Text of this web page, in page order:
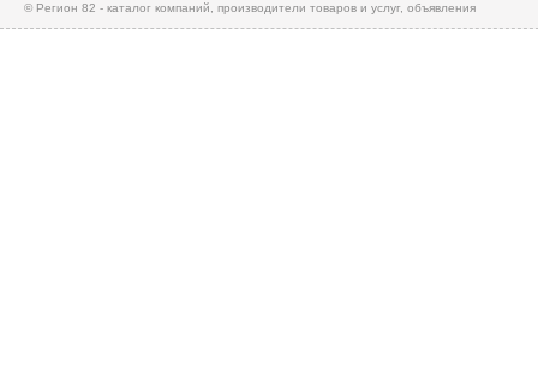
© Регион 82 - каталог компаний, производители товаров и услуг, объявления